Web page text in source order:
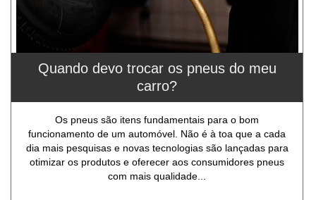
Quando devo trocar os pneus do meu
carro?
Os pneus são itens fundamentais para o bom
funcionamento de um automóvel. Não é à toa que a cada
dia mais pesquisas e novas tecnologias são lançadas para
otimizar os produtos e oferecer aos consumidores pneus
com mais qualidade...